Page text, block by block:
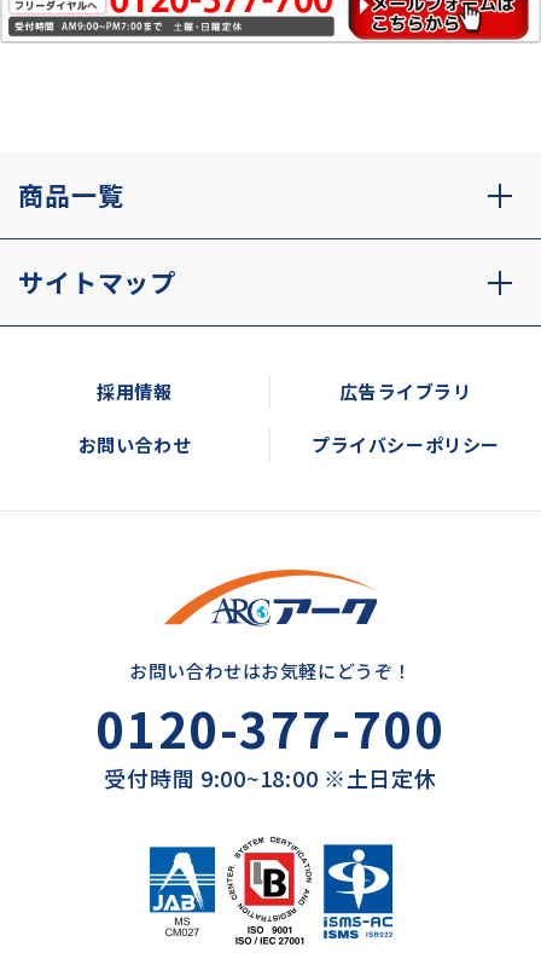
商品一覧
サイトマップ
採用情報 広告ライブラリ
お問い合わせ プライバシーポリシー
お問い合わせはお気軽にどうぞ！
0120-377-700
受付時間 9:00~18:00 ※土日定休